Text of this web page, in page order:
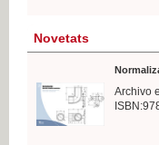
Novetats
Archivo